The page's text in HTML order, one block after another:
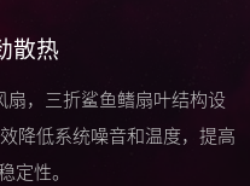
散热
扇，三折鲨鱼鳍扇叶结构设
降低系统噪音和温度，提高
定性。